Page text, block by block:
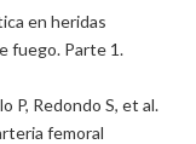
en heridas
fuego. Parte 1.
P, Redondo S, et al.
femoral